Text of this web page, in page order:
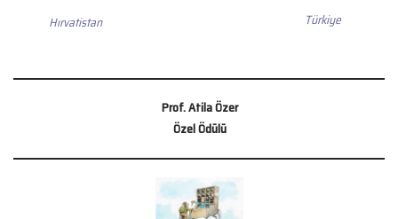
Hırvatistan Türkiye
Prof. Atila Özer
Özel Ödülü